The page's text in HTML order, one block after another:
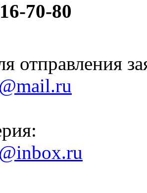
70-80
отправления